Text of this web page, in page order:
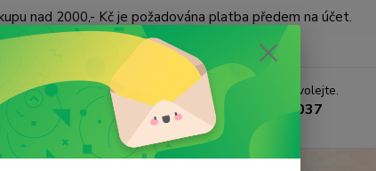
nad 2000,- Kč je požadována platba předem na účet.
Hledat
Nevíte si rady? Zavolejte.
+420 737 737 037
(Po-Pá, 9-18 hod.)